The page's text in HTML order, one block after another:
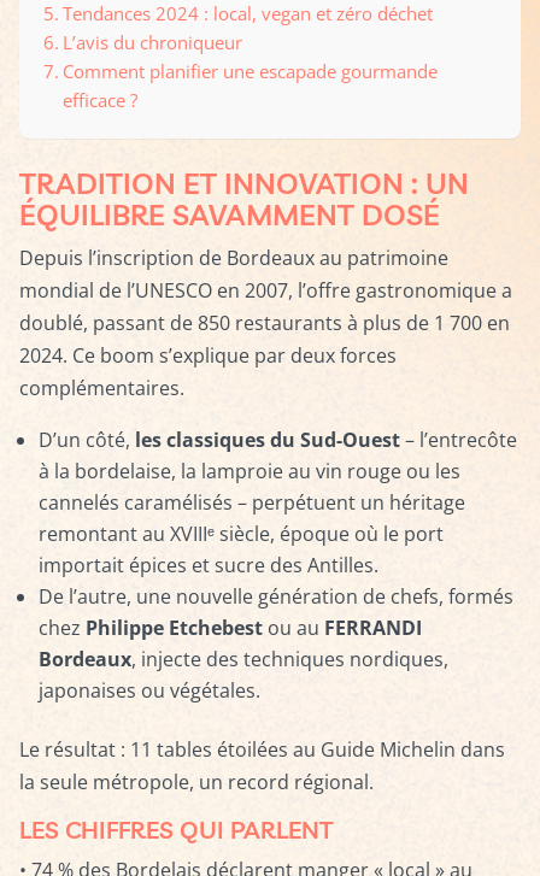
Tendances 2024 : local, vegan et zéro déchet
L’avis du chroniqueur
Comment planifier une escapade gourmande
efficace ?
TRADITION ET INNOVATION : UN
ÉQUILIBRE SAVAMMENT DOSÉ
Depuis l’inscription de Bordeaux au patrimoine
mondial de l’UNESCO en 2007, l’offre gastronomique a
doublé, passant de 850 restaurants à plus de 1 700 en
2024. Ce boom s’explique par deux forces
complémentaires.
D’un côté, les classiques du Sud-Ouest– l’entrecôte
à la bordelaise, la lamproie au vin rouge ou les
cannelés caramélisés – perpétuent un héritage
remontant au XVIIIᵉ siècle, époque où le port
importait épices et sucre des Antilles.
De l’autre, une nouvelle génération de chefs, formés
chez Philippe Etchebest ou au FERRANDI
Bordeaux, injecte des techniques nordiques,
japonaises ou végétales.
Le résultat : 11 tables étoilées au Guide Michelin dans
la seule métropole, un record régional.
LES CHIFFRES QUI PARLENT
• 74 % des Bordelais déclarent manger « local » au